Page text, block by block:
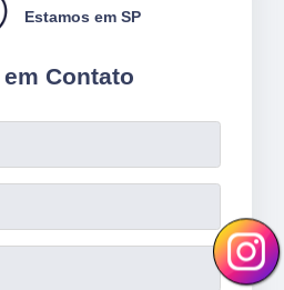
Contato
Estamos em SP